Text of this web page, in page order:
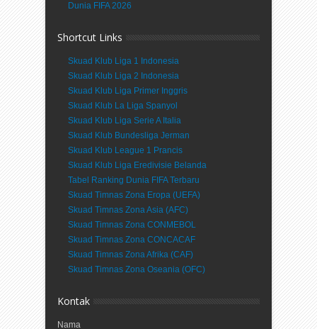
Dunia FIFA 2026
Shortcut Links
Skuad Klub Liga 1 Indonesia
Skuad Klub Liga 2 Indonesia
Skuad Klub Liga Primer Inggris
Skuad Klub La Liga Spanyol
Skuad Klub Liga Serie A Italia
Skuad Klub Bundesliga Jerman
Skuad Klub League 1 Prancis
Skuad Klub Liga Eredivisie Belanda
Tabel Ranking Dunia FIFA Terbaru
Skuad Timnas Zona Eropa (UEFA)
Skuad Timnas Zona Asia (AFC)
Skuad Timnas Zona CONMEBOL
Skuad Timnas Zona CONCACAF
Skuad Timnas Zona Afrika (CAF)
Skuad Timnas Zona Oseania (OFC)
Kontak
Nama